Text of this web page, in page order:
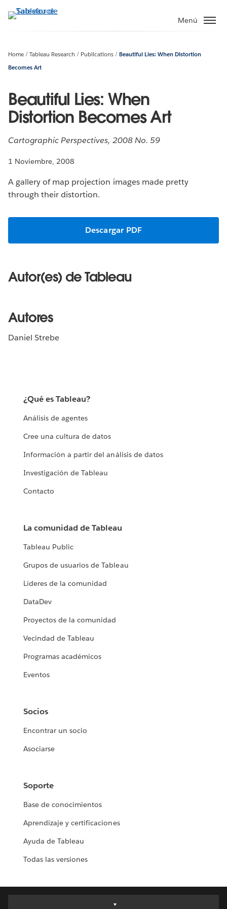
Menú
Home Tableau Research Publications
Beautiful Lies: When Distortion
Becomes Art
Beautiful Lies: When
Distortion Becomes Art
Cartographic Perspectives, 2008 No. 59
1 Noviembre, 2008
A gallery of map projection images made pretty
through their distortion.
Descargar PDF
Autor(es) de Tableau
Autores
Daniel Strebe
¿Qué es Tableau?
Análisis de agentes
Cree una cultura de datos
Información a partir del análisis de datos
Investigación de Tableau
Contacto
La comunidad de Tableau
Tableau Public
Grupos de usuarios de Tableau
Líderes de la comunidad
DataDev
Proyectos de la comunidad
Vecindad de Tableau
Programas académicos
Eventos
Socios
Encontrar un socio
Asociarse
Soporte
Base de conocimientos
Aprendizaje y certificaciones
Ayuda de Tableau
Todas las versiones
Deutsch